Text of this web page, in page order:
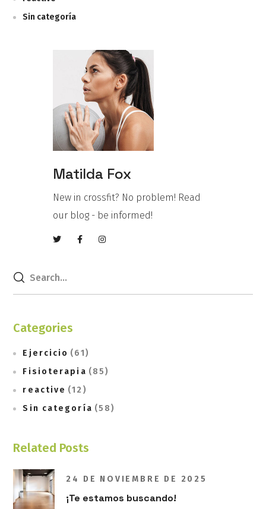
Sin categoría
Matilda Fox
New in crossfit? No problem! Read
our blog - be informed!
Categories
Ejercicio (61)
Fisioterapia (85)
reactive (12)
Sin categoría (58)
Related Posts
24 DE NOVIEMBRE DE 2025
¡Te estamos buscando!